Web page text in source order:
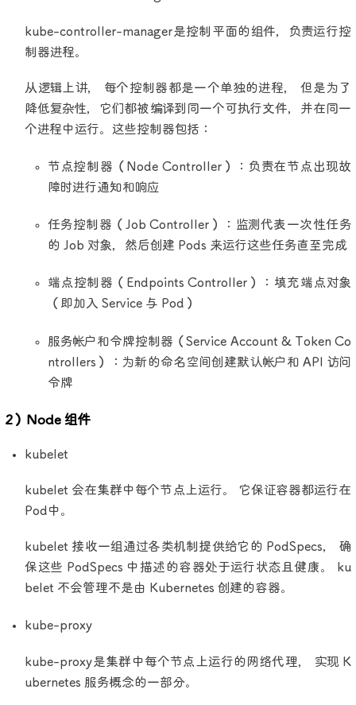
kube-controller-manager是控制平面的组件，负责运行控
制器进程。
从逻辑上讲， 每个控制器都是一个单独的进程， 但是为了
降低复杂性，它们都被编译到同一个可执行文件，并在同一
个进程中运行。这些控制器包括：
节点控制器（Node Controller）：负责在节点出现故
障时进行通知和响应
任务控制器（Job Controller）：监测代表一次性任务
的 Job 对象，然后创建 Pods 来运行这些任务直至完成
端点控制器（Endpoints Controller）：填充端点对象
（即加入 Service 与 Pod）
服务帐户和令牌控制器（Service Account & Token Co
ntrollers）：为新的命名空间创建默认帐户和 API 访问
令牌
2）Node 组件
kubelet
kubelet 会在集群中每个节点上运行。 它保证容器都运行在
Pod中。
kubelet 接收一组通过各类机制提供给它的 PodSpecs， 确
保这些 PodSpecs 中描述的容器处于运行状态且健康。 ku
belet 不会管理不是由 Kubernetes 创建的容器。
kube-proxy
kube-proxy是集群中每个节点上运行的网络代理， 实现 K
ubernetes 服务概念的一部分。